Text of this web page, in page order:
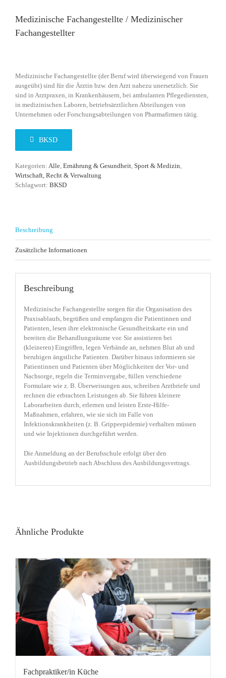
Medizinische Fachangestellte / Medizinischer
Fachangestellter
Medizinische Fachangestellte (der Beruf wird überwiegend von Frauen
ausgeübt) sind für die Ärztin bzw. den Arzt nahezu unersetzlich. Sie
sind in Arztpraxen, in Krankenhäusern, bei ambulanten Pflegediensten,
in medizinischen Laboren, betriebsärztlichen Abteilungen von
Unternehmen oder Forschungsabteilungen von Pharmafirmen tätig.
BKSD
Kategorien: Alle Ernährung & Gesundheit Sport & Medizin
Wirtschaft, Recht & Verwaltung
Schlagwort: BKSD
Beschreibung
Zusätzliche Informationen
Beschreibung
Medizinische Fachangestellte sorgen für die Organisation des
Praxisablaufs, begrüßen und empfangen die Patientinnen und
Patienten, lesen ihre elektronische Gesundheitskarte ein und
bereiten die Behandlungsräume vor. Sie assistieren bei
(kleineren) Eingriffen, legen Verbände an, nehmen Blut ab und
beruhigen ängstliche Patienten. Darüber hinaus informieren sie
Patientinnen und Patienten über Möglichkeiten der Vor- und
Nachsorge, regeln die Terminvergabe, füllen verschiedene
Formulare wie z. B. Überweisungen aus, schreiben Arztbriefe und
rechnen die erbrachten Leistungen ab. Sie führen kleinere
Laborarbeiten durch, erlernen und leisten Erste-Hilfe-
Maßnahmen, erfahren, wie sie sich im Falle von
Infektionskrankheiten (z. B. Grippeepidemie) verhalten müssen
und wie Injektionen durchgeführt werden.
Die Anmeldung an der Berufsschule erfolgt über den
Ausbildungsbetrieb nach Abschluss des Ausbildungsvertrags.
Ähnliche Produkte
Fachpraktiker/in Küche